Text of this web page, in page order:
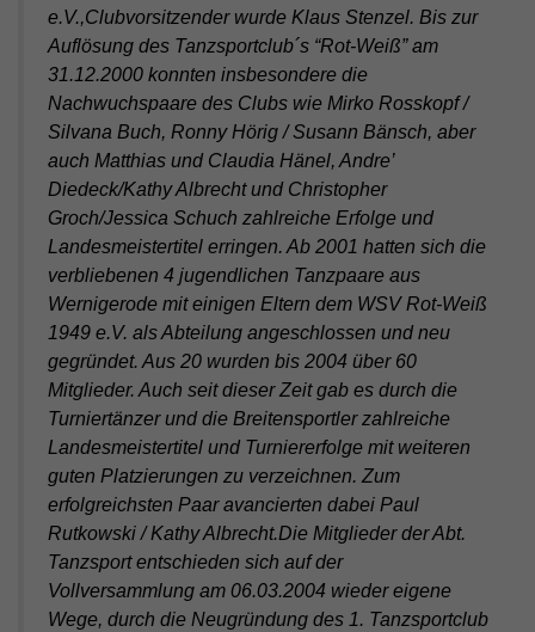
e.V.,Clubvorsitzender wurde Klaus Stenzel. Bis zur
Auflösung des Tanzsportclub´s “Rot-Weiß” am
31.12.2000 konnten insbesondere die
Nachwuchspaare des Clubs wie Mirko Rosskopf /
Silvana Buch, Ronny Hörig / Susann Bänsch, aber
auch Matthias und Claudia Hänel, Andre’
Diedeck/Kathy Albrecht und Christopher
Groch/Jessica Schuch zahlreiche Erfolge und
Landesmeistertitel erringen. Ab 2001 hatten sich die
verbliebenen 4 jugendlichen Tanzpaare aus
Wernigerode mit einigen Eltern dem WSV Rot-Weiß
1949 e.V. als Abteilung angeschlossen und neu
gegründet. Aus 20 wurden bis 2004 über 60
Mitglieder. Auch seit dieser Zeit gab es durch die
Turniertänzer und die Breitensportler zahlreiche
Landesmeistertitel und Turniererfolge mit weiteren
guten Platzierungen zu verzeichnen. Zum
erfolgreichsten Paar avancierten dabei Paul
Rutkowski / Kathy Albrecht.Die Mitglieder der Abt.
Tanzsport entschieden sich auf der
Vollversammlung am 06.03.2004 wieder eigene
Wege, durch die Neugründung des 1. Tanzsportclub